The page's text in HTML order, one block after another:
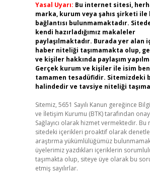
Yasal Uyarı: Bu internet sitesi,
marka, kurum veya şahıs şirketi ile
bağlantısı bulunmamaktadır.
kendi hazırladığımız makaleler
paylaşılmaktadır. Burada yer alan
haber niteliği taşımamakta olup,
ve kişiler hakkında paylaşım
Gerçek kurum ve kişiler ile isim
tamamen tesadüfidir. Sitemizdeki
halindedir ve tavsiye niteliği
Sitemiz, 5651 Sayılı Kanun gereğince
ve İletişim Kurumu (BTK) tarafından
Sağlayıcı olarak hizmet vermektedir. Bu
sitedeki içerikleri proaktif olarak
araştırma yükümlülüğümüz
üyelerimiz yazdıkları içeriklerin
taşımakta olup, siteye üye olarak bu
etmiş sayılırlar.